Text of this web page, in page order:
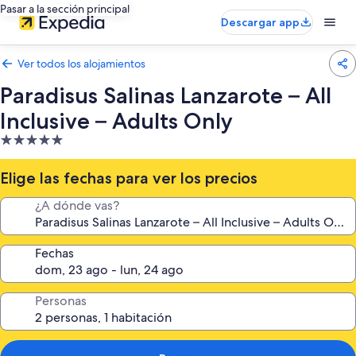
Pasar a la sección principal
Descargar app
Ver todos los alojamientos
Paradisus Salinas Lanzarote – All
Inclusive – Adults Only
Alojamiento
de
5.0 estrellas
Elige las fechas para ver los precios
¿A dónde vas?
Fechas
Personas